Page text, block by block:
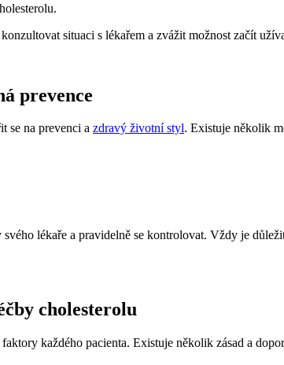
situaci s lékařem a zvážit možnost začít
prevence
se na prevenci a zdravý životní styl. Existuje několik
lékaře a pravidelně se kontrolovat. Vždy je
cholesterolu
každého pacienta. Existuje několik zásad a